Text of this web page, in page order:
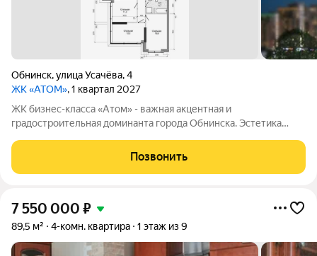
Обнинск,улица Усачёва,4
ЖК «АТОМ», 1 квартал 2027
ЖК бизнес-класса «Атом» - важная акцентная и
градостроительная доминанта города Обнинска. Эстетика
стилобата с лёгкой геометричностью вертикальной высотной
части. Лёгкость высотной части
Позвонить
7 550 000 ₽
89,5 м² 4-комн. квартира 1 этаж из 9